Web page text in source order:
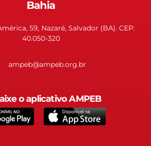
Bahia
59, Nazaré, Salvador (BA). CEP:
40.050-320
ampeb@ampeb.org.br
o aplicativo AMPEB